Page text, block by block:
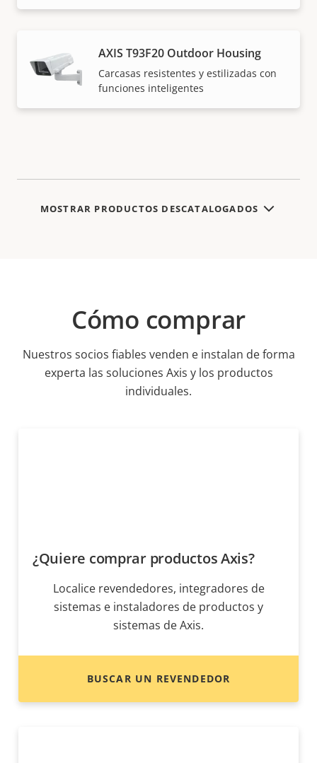
AXIS T93F20 Outdoor Housing
Carcasas resistentes y estilizadas con
funciones inteligentes
MOSTRAR PRODUCTOS DESCATALOGADOS
Cómo comprar
Nuestros socios fiables venden e instalan de forma
experta las soluciones Axis y los productos
individuales.
¿Quiere comprar productos Axis?
Localice revendedores, integradores de
sistemas e instaladores de productos y
sistemas de Axis.
BUSCAR UN REVENDEDOR